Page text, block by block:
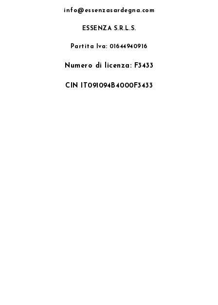
info@essenzasardegna.com
ESSENZA S.R.L.S.
Partita Iva: 01644940916
Numero di licenza: F3433
CIN IT091094B4000F3433